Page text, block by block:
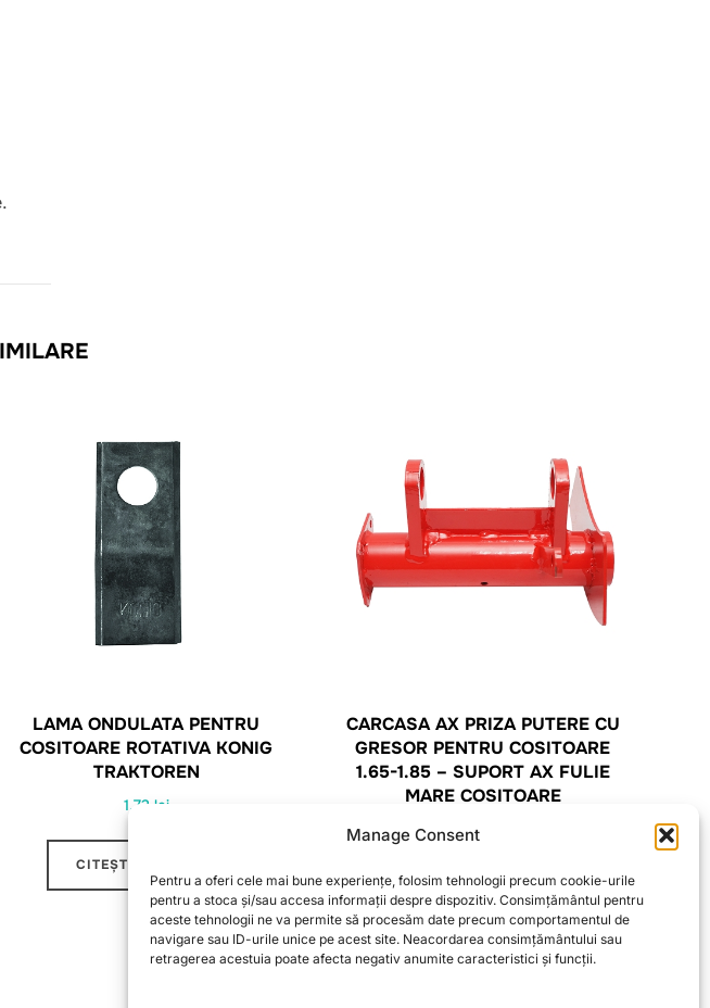
Manage Consent
Pentru a oferi cele mai bune experiențe, folosim tehnologii precum cookie-urile
pentru a stoca și/sau accesa informații despre dispozitiv. Consimțământul pentru
aceste tehnologii ne va permite să procesăm date precum comportamentul de
navigare sau ID-urile unice pe acest site. Neacordarea consimțământului sau
retragerea acestuia poate afecta negativ anumite caracteristici și funcții.
LAMA ONDULATA PENTRU
COSITOARE ROTATIVA KONIG
TRAKTOREN
1,72 lei
CITEȘTE MAI MULT
CARCASA AX PRIZA PUTERE CU
GRESOR PENTRU COSITOARE
1.65-1.85 – SUPORT AX FULIE
MARE COSITOARE
108,07
CITEȘTE MAI MULT